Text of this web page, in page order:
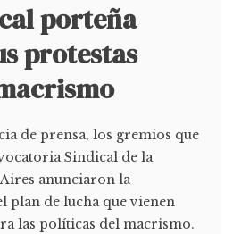
porteña
protestas
de prensa, los gremios que
Sindical de la
anunciaron la
plan de lucha que vienen
las políticas del macrismo.